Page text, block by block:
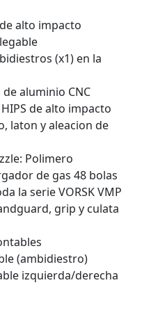
alto impacto
(x1) en la
aluminio CNC
de alto impacto
laton y aleacion de
Polimero
de gas 48 bolas
la serie VORSK VMP
grip y culata
(ambidiestro)
izquierda/derecha